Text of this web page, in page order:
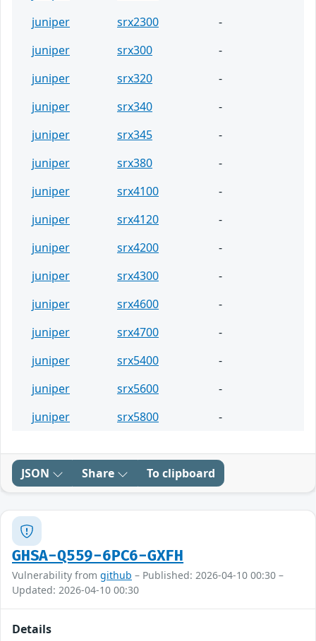
juniper
srx2300
-
juniper
srx300
-
juniper
srx320
-
juniper
srx340
-
juniper
srx345
-
juniper
srx380
-
juniper
srx4100
-
juniper
srx4120
-
juniper
srx4200
-
juniper
srx4300
-
juniper
srx4600
-
juniper
srx4700
-
juniper
srx5400
-
juniper
srx5600
-
juniper
srx5800 -
JSON Share To clipboard
GHSA-Q559-6PC6-GXFH
Vulnerability from github – Published: 2026-04-10 00:30 –
Updated: 2026-04-10 00:30
Details